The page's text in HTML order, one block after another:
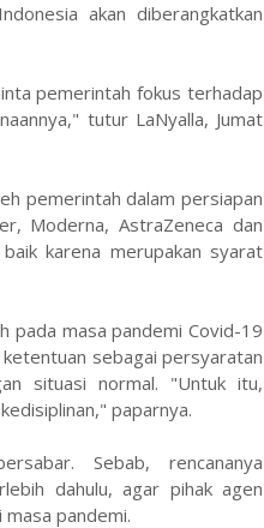
akan diberangkatkan
pemerintah fokus terhadap
tutur LaNyalla, Jumat
pemerintah dalam persiapan
Moderna, AstraZeneca dan
karena merupakan syarat
pada masa pandemi Covid-19
sebagai persyaratan
situasi normal. "Untuk itu,
paparnya.
Sebab, rencananya
dahulu, agar pihak agen
pandemi.